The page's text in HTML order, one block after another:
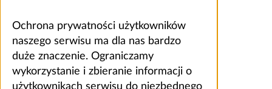
Ochrona prywatności użytkowników
naszego serwisu ma dla nas bardzo
duże znaczenie. Ograniczamy
wykorzystanie i zbieranie informacji o
użytkownikach serwisu do niezbędnego